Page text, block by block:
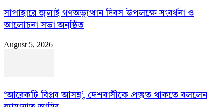
সাপাহারে জুলাই গণঅভ্যুত্থান দিবস উপলক্ষে সংবর্ধনা ও
আলোচনা সভা অনুষ্ঠিত
August 5, 2026
‘আরেকটি বিপ্লব আসন্ন’, দেশবাসীকে প্রস্তুত থাকতে বললেন